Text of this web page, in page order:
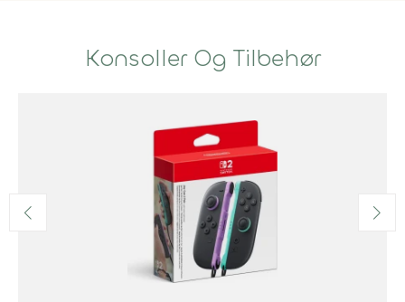
Konsoller Og Tilbehør